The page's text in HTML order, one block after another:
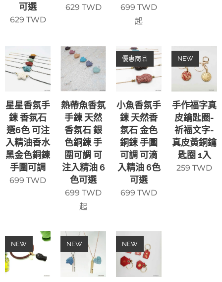
可選
629 TWD
629 TWD 699 TWD
起
星星香氛手
鍊 香氛石
選6色 可注
入精油香水
黑金色銅鍊
手圍可調
699 TWD
熱帶魚香氛
手鍊 天然
香氛石 銀
色銅鍊 手
圍可調 可
注入精油 6
色可選
699 TWD
起
小魚香氛手
鍊 天然香
氛石 金色
銅鍊 手圍
可調 可滴
入精油 6色
可選
優惠商品
699 TWD
手作福字真
皮鑰匙圈-
祈福文字-
真皮黃銅鑰
匙圈 1入
NEW
259 TWD
NEW NEW NEW